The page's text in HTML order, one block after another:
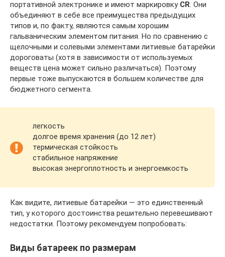
портативной электронике и имеют маркировку CR. Они
объединяют в себе все преимущества предыдущих
типов и, по факту, являются самым хорошим
гальваническим элементом питания. Но по сравнению с
щелочными и солевыми элементами литиевые батарейки
дороговаты (хотя в зависимости от используемых
веществ цена может сильно различаться). Поэтому
первые тоже выпускаются в большем количестве для
бюджетного сегмента.
легкость
долгое время хранения (до 12 лет)
термическая стойкость
стабильное напряжение
высокая энергоплотность и энергоемкость
Как видите, литиевые батарейки — это единственный
тип, у которого достоинства решительно перевешивают
недостатки. Поэтому рекомендуем попробовать:
Виды батареек по размерам